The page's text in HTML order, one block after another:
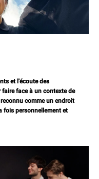
et l'écoute des
face à un contexte de
comme un endroit
fois personnellement et